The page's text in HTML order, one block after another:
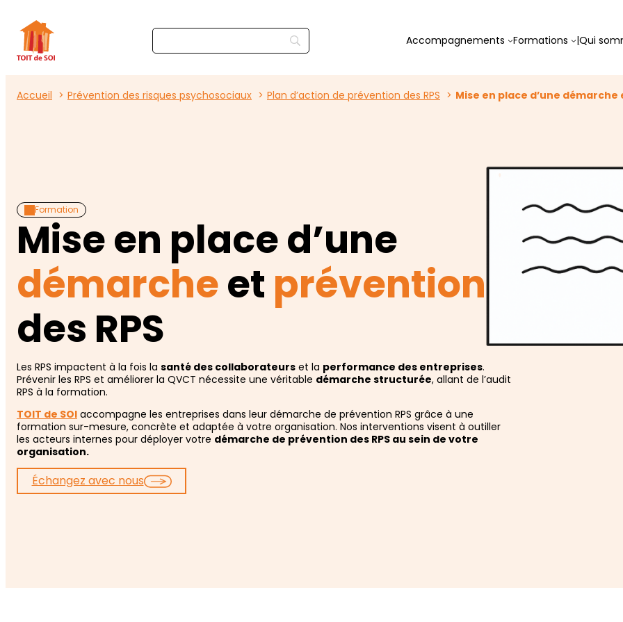
Accompagnements Formations |Qui
Accueil Prévention des risques psychosociaux Plan d’action de prévention des RPS Mise en place d’une démarche
Formation
Mise en place d’une
démarcheet prévention
des RPS
Les RPS impactent à la fois la santé des collaborateurs et la performance des entreprises.
Prévenir les RPS et améliorer la QVCT nécessite une véritable démarche structurée, allant de l’audit
RPS à la formation.
TOIT de SOI accompagne les entreprises dans leur démarche de prévention RPS grâce à une
formation sur-mesure, concrète et adaptée à votre organisation. Nos interventions visent à outiller
les acteurs internes pour déployer votre démarche de prévention des RPS au sein de votre
organisation.
Échangez avec nous